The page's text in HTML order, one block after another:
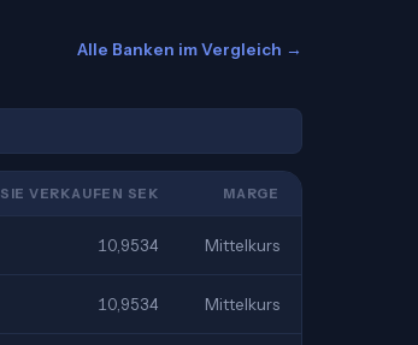
Alle Banken im Vergleich →
SIE VERKAUFEN SEK MARGE
10,9534 Mittelkurs
10,9534 Mittelkurs